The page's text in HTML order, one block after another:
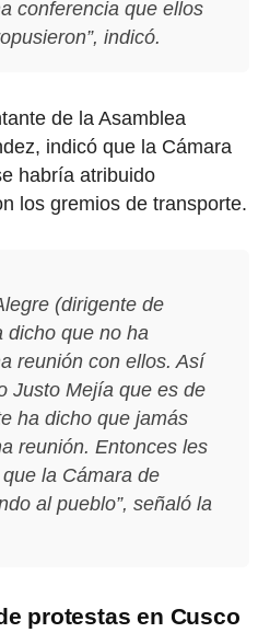
conferencia que ellos
indicó.
de la Asamblea
indicó que la Cámara
habría atribuido
los gremios de transporte.
(dirigente de
dicho que no ha
reunión con ellos. Así
Justo Mejía que es de
ha dicho que jamás
reunión. Entonces les
la Cámara de
al pueblo”, señaló la
protestas en Cusco